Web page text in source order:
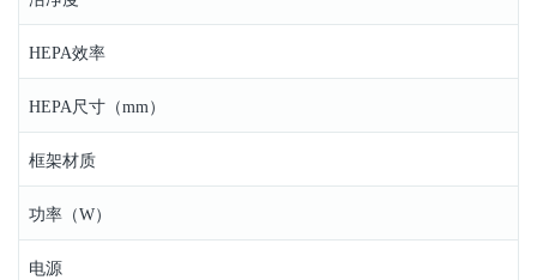
HEPA效率
HEPA尺寸（mm）
框架材质
功率（W）
电源